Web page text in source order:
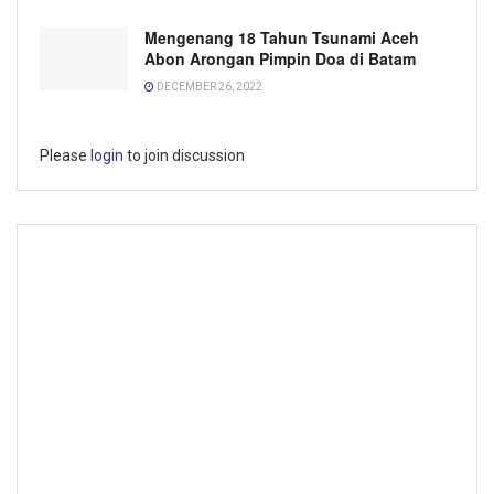
Mengenang 18 Tahun Tsunami Aceh
Abon Arongan Pimpin Doa di Batam
DECEMBER 26, 2022
Please login to join discussion